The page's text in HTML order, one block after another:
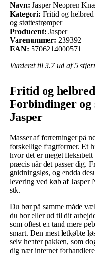
Navn: Jasper Neopren
Kategori: Fritid og
og støttestrømper
Producent: Jasper
Varenummer: 239392
EAN: 5706214000571
Vurderet til 3.7ud af 5
Fritid og
Forbindinger og
Jasper
Masser af forretninger på
forskellige fragtformer. Et
hvor det er meget
præcis når det passer dig.
gnidningsløs, og endda
levering ved køb af Jasper
stk.
Du bør på samme måde
du bor eller ud til dit
som oftest en tand mere
smart. Den mest letkøbte
selv henter pakken, som
dig nær internet